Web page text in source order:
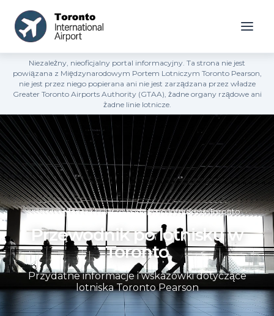
Niezależny, nieoficjalny portal informacyjny. Ta strona nie jest
powiązana z Międzynarodowym Portem Lotniczym Toronto Pearson,
nie jest przez niego popierana ani nie jest zarządzana przez władze
Greater Toronto Airports Authority (GTAA), żadne organy rządowe ani
żadne linie lotnicze.
Strona główna » Przewodnik po lotnisku w Toronto
Przewodnik po lotnisku w
Toronto
Przydatne informacje i wskazówki dotyczące
lotniska Toronto Pearson